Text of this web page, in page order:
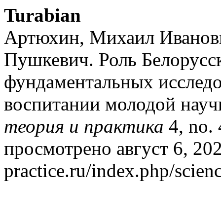
Turabian
Артюхин, Михаил
Пушкевич. Роль
фундаментальных
воспитании молодой
теория и практика 4, no.
просмотрено август 6,
practice.ru/index.php/